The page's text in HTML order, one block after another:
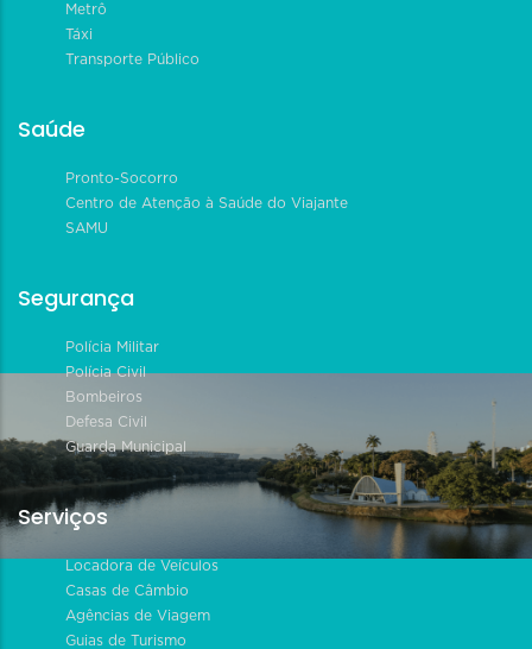
Metrô
Táxi
Transporte Público
Saúde
Pronto-Socorro
Centro de Atenção à Saúde do Viajante
SAMU
Segurança
Polícia Militar
Polícia Civil
Bombeiros
Defesa Civil
Guarda Municipal
Serviços
Locadora de Veículos
Casas de Câmbio
Agências de Viagem
Guias de Turismo